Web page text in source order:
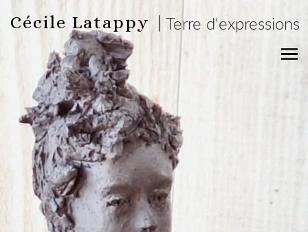
Cécile Latappy | Terre d'expressions